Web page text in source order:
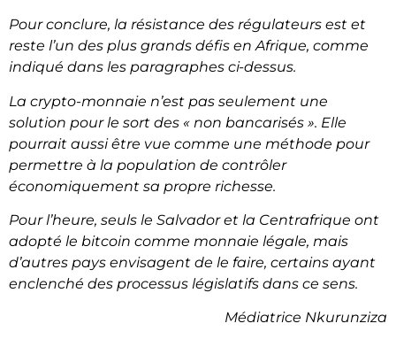
Pour conclure, la résistance des régulateurs est et
reste l’un des plus grands défis en Afrique, comme
indiqué dans les paragraphes ci-dessus.
La crypto-monnaie n’est pas seulement une
solution pour le sort des « non bancarisés ». Elle
pourrait aussi être vue comme une méthode pour
permettre à la population de contrôler
économiquement sa propre richesse.
Pour l’heure, seuls le Salvador et la Centrafrique ont
adopté le bitcoin comme monnaie légale, mais
d’autres pays envisagent de le faire, certains ayant
enclenché des processus législatifs dans ce sens.
Médiatrice Nkurunziza